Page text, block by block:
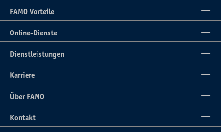
FAMO Vorteile
Online-Dienste
Dienstleistungen
Karriere
Über FAMO
Kontakt